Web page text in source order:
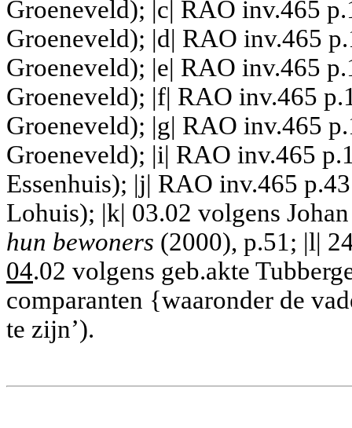
Groeneveld); |c| RAO inv.465
Groeneveld); |d| RAO inv.465
Groeneveld); |e| RAO inv.465
Groeneveld); |f| RAO inv.465
Groeneveld); |g| RAO inv.465
Groeneveld); |i| RAO inv.465
Essenhuis); |j| RAO inv.465
Lohuis); |k| 03.02 volgens
hun bewoners (2000), p.51; |l|
04.02 volgens geb.akte
comparanten {waaronder de
te zijn’).